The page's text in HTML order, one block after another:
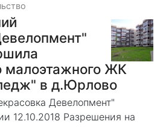
малоэтажного ЖК
в д.Юрлово
Девелопмент"
12.10.2018 Разрешения на